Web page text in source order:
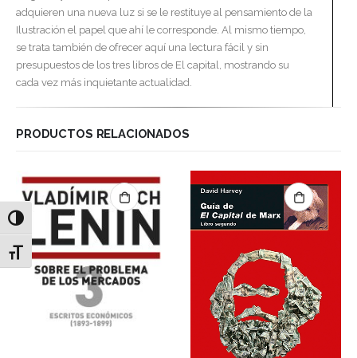
Alternar alto contraste
Alternar tamaño de letra
adquieren una nueva luz si se le restituye al pensamiento de la
Ilustración el papel que ahí le corresponde. Al mismo tiempo,
se trata también de ofrecer aquí una lectura fácil y sin
presupuestos de los tres libros de El capital, mostrando su
cada vez más inquietante actualidad.
PRODUCTOS RELACIONADOS